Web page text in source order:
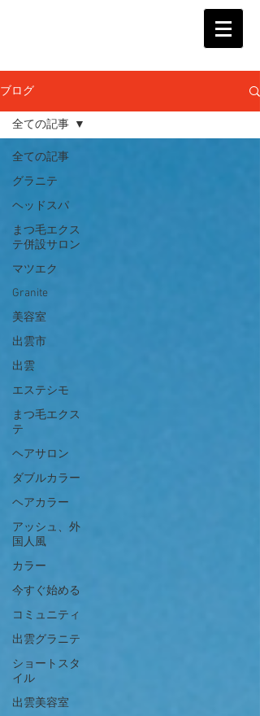
ブログ
全ての記事
グラニテ
ヘッドスパ
まつ毛エクス
テ併設サロン
マツエク
Granite
美容室
出雲市
出雲
エステシモ
まつ毛エクス
テ
ヘアサロン
ダブルカラー
ヘアカラー
アッシュ、外
国人風
カラー
今すぐ始める
コミュニティ
出雲グラニテ
ショートスタ
イル
出雲美容室
全ての記事